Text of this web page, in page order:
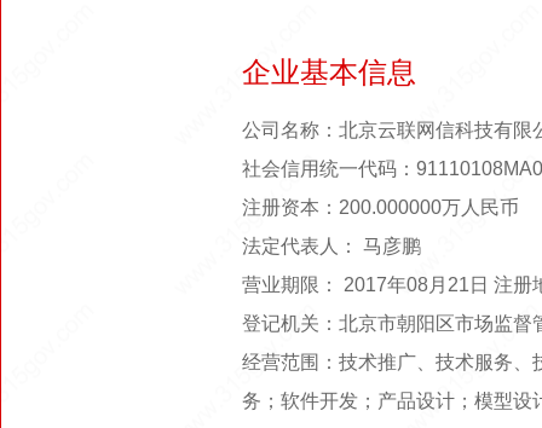
企业基本信息
公司名称：北京云联网信科技有限
社会信用统一代码：
注册资本：200.000000万人民币
法定代表人： 马彦鹏
营业期限： 2017年08月21日 注
登记机关：北京市朝阳区市场监督
经营范围：技术推广、技术服务
务；软件开发；产品设计；模型